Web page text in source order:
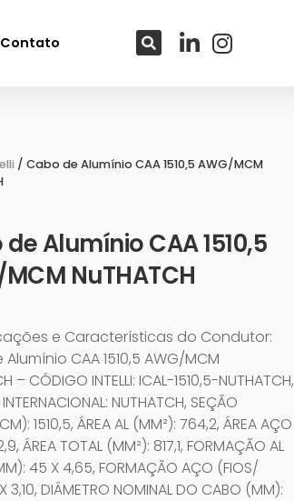
Contato
/ Cabo de Alumínio CAA 1510,5 AWG/MCM
Alumínio CAA 1510,5
NuTHATCH
e Características do Condutor:
CAA 1510,5 AWG/MCM
– CÓDIGO INTELLI: ICAL-1510,5-NUTHATCH,
NUTHATCH, SEÇÃO
1510,5, ÁREA AL (MM²): 764,2, ÁREA AÇO
ÁREA TOTAL (MM²): 817,1, FORMAÇÃO AL
45 X 4,65, FORMAÇÃO AÇO (FIOS/
3,10, DIÂMETRO NOMINAL DO CABO (MM):